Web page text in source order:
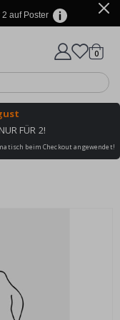
2 auf Poster
Wagen
0
FÜR 2!
beim Checkout angewendet!